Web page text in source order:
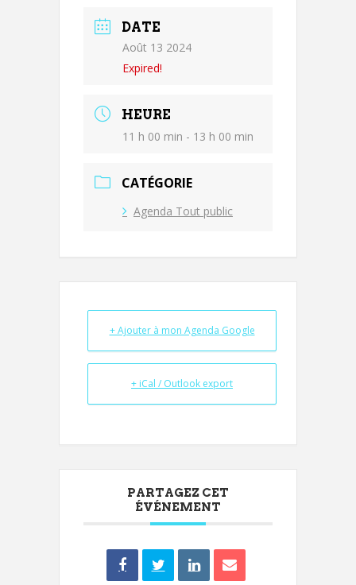
DATE
Août 13 2024
Expired!
HEURE
11 h 00 min - 13 h 00 min
CATÉGORIE
Agenda Tout public
+ Ajouter à mon Agenda Google
+ iCal / Outlook export
PARTAGEZ CET
ÉVÉNEMENT